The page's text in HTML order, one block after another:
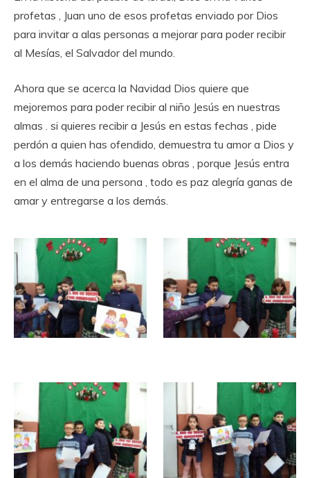
profetas , Juan uno de esos profetas enviado por Dios
para invitar a alas personas a mejorar para poder recibir
al Mesías, el Salvador del mundo.
Ahora que se acerca la Navidad Dios quiere que
mejoremos para poder recibir al niño Jesús en nuestras
almas . si quieres recibir a Jesús en estas fechas , pide
perdón a quien has ofendido, demuestra tu amor a Dios y
a los demás haciendo buenas obras , porque Jesús entra
en el alma de una persona , todo es paz alegría ganas de
amar y entregarse a los demás.